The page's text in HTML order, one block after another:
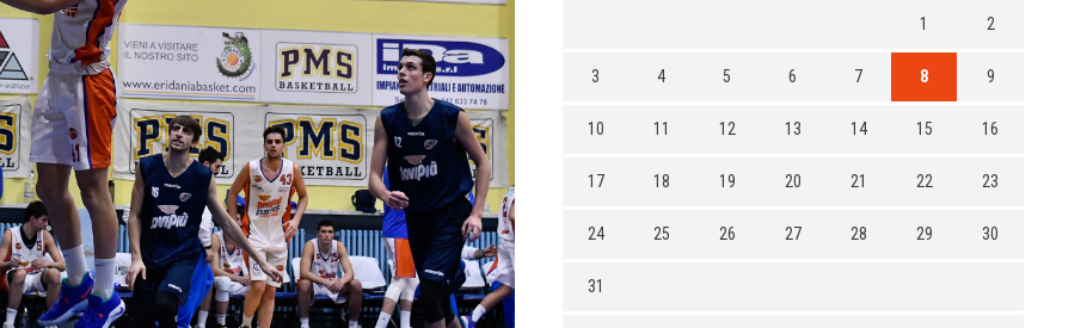
1 2
3 4 5 6 7 8 9
10 11 12 13 14 15 16
17 18 19 20 21 22 23
24 25 26 27 28 29 30
31